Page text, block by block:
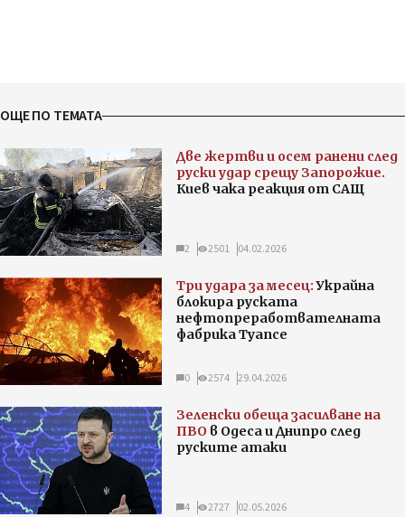
ОЩЕ ПО ТЕМАТА
Две жертви и осем ранени след
руски удар срещу Запорожие.
Киев чака реакция от САЩ
2 2501 04.02.2026
Три удара за месец:Украйна
блокира руската
нефтопреработвателната
фабрика Туапсе
0 2574 29.04.2026
Зеленски обеща засилване на
ПВО в Одеса и Днипро след
руските атаки
4 2727 02.05.2026